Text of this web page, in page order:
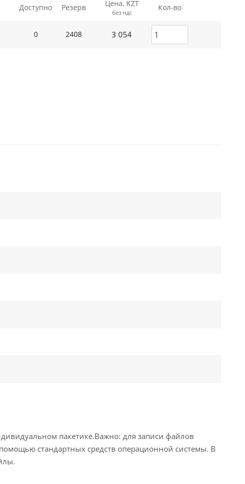
Доступно Резерв Цена, KZT
без ндс Кол-во
0 2408 3 054
пакетике.Важно: для записи файлов
стандартных средств операционной системы. В